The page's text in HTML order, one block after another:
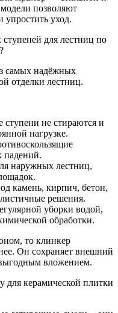
позволяют
упростить уход.
для лестниц по
самых надёжных
отделки лестниц.
ступени не стираются и
нагрузке.
падений.
наружных лестниц,
камень, кирпич, бетон,
решения.
уборки водой,
обработки.
то клинкер
Он сохраняет внешний
выгодным вложением.
для керамической плитки